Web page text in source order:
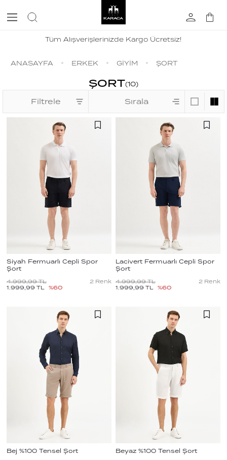
Tüm Alışverişlerinizde Kargo Ücretsiz!
ANASAYFA ERKEK GİYİM ŞORT
ŞORT(10)
Filtrele Sırala
Siyah Fermuarlı Cepli Spor
Şort
4.999,99 TL
1.999,99 TL %60
2 Renk
Lacivert Fermuarlı Cepli Spor
Şort
4.999,99 TL
1.999,99 TL %60
2 Renk
Bej %100 Tensel Şort Beyaz %100 Tensel Şort